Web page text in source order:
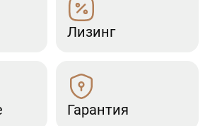
Лизинг
Гарантия